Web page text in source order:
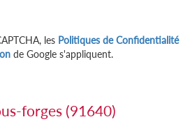
les Politiques de Confidentialité
de Google s'appliquent.
forges (91640)